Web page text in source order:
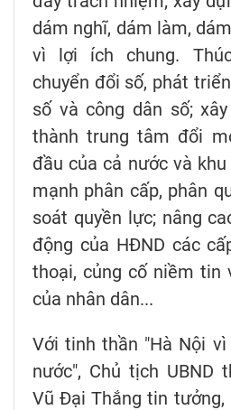
dám nghĩ, dám làm,
vì lợi ích chung.
chuyển đổi số, phát
số và công dân số;
thành trung tâm đổi
đầu của cả nước và
mạnh phân cấp, phân
soát quyền lực; nâng
động của HĐND các
thoại, củng cố niềm tin
của nhân dân...
Với tinh thần "Hà Nội
nước", Chủ tịch UBND
Vũ Đại Thắng tin tưởng,